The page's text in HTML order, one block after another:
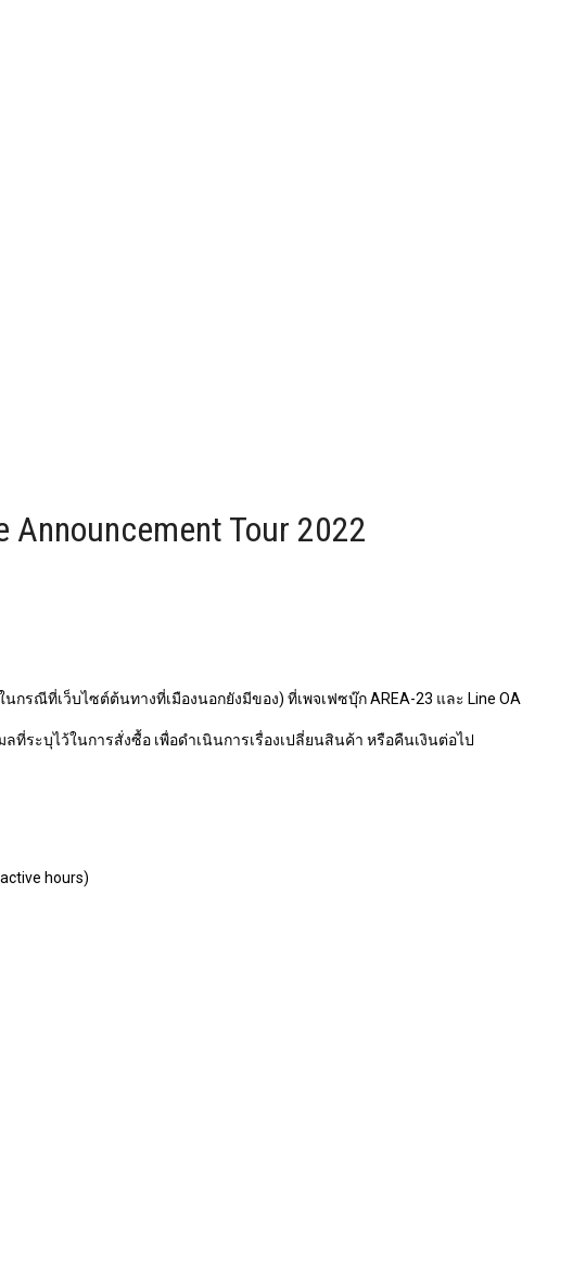
Announcement Tour 2022
รณีที่เว็บไซต์ต้นทางที่เมืองนอกยังมีของ) ที่เพจเฟซบุ๊ก AREA-23 และ Line OA
ระบุไว้ในการสั่งซื้อ เพื่อดำเนินการเรื่องเปลี่ยนสินค้า หรือคืนเงินต่อไป
hours)